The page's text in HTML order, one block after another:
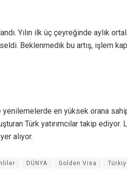
Yılın ilk üç çeyreğinde aylık
Beklenmedik bu artış, işlem
yenilemelerde en yüksek orana
Türk yatırımcılar takip ediyor.
alıyor.
DÜNYA Golden Visa